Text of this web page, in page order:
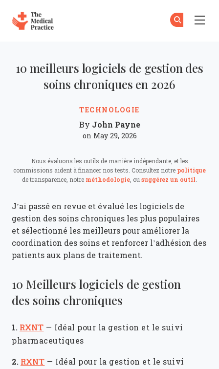
TECHNOLOGIE
10 meilleurs logiciels de gestion des
soins chroniques en 2026
By John Payne
on May 29, 2026
Nous évaluons les outils de manière indépendante, et les
commissions aident à financer nos tests. Consultez notre politique
de transparence, notre méthodologie , ou suggérez un outil
J’ai passé en revue et évalué les logiciels de
gestion des soins chroniques les plus populaires
et sélectionné les meilleurs pour améliorer la
coordination des soins et renforcer l’adhésion des
patients aux plans de traitement.
10 Meilleurs logiciels de gestion
des soins chroniques
1. RXNT — Idéal pour la gestion et le suivi
pharmaceutiques
2. RXNT — Idéal pour la gestion et le suivi